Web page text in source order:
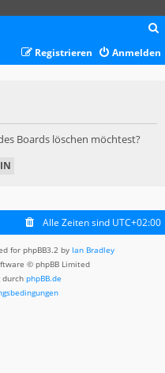
c
Anmelden
Registrieren
Boards löschen möchtest?
Alle Zeiten sind UTC+02:00
for phpBB3.2 by Ian Bradley
© phpBB Limited
durch phpBB.de